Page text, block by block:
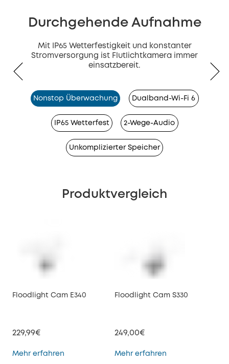
Durchgehende Aufnahme
Mit IP65 Wetterfestigkeit und konstanter
Stromversorgung ist Flutlichtkamera immer
einsatzbereit.
Nonstop Überwachung Dualband-Wi-Fi 6
IP65 Wetterfest 2-Wege-Audio
Unkomplizierter Speicher
Produktvergleich
Floodlight Cam E340
229,99€
Mehr erfahren Floodlight Cam E340
Floodlight Cam S330
249,00€
Mehr erfahren